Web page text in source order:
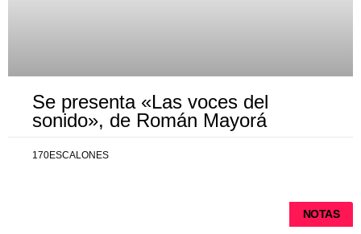
Se presenta «Las voces del
sonido», de Román Mayorá
170ESCALONES
NOTAS